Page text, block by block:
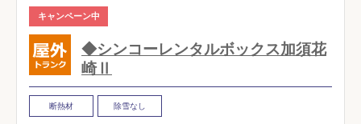
キャンペーン中
◆シンコーレンタルボックス加須花
崎Ⅱ
断熱材 除雪なし